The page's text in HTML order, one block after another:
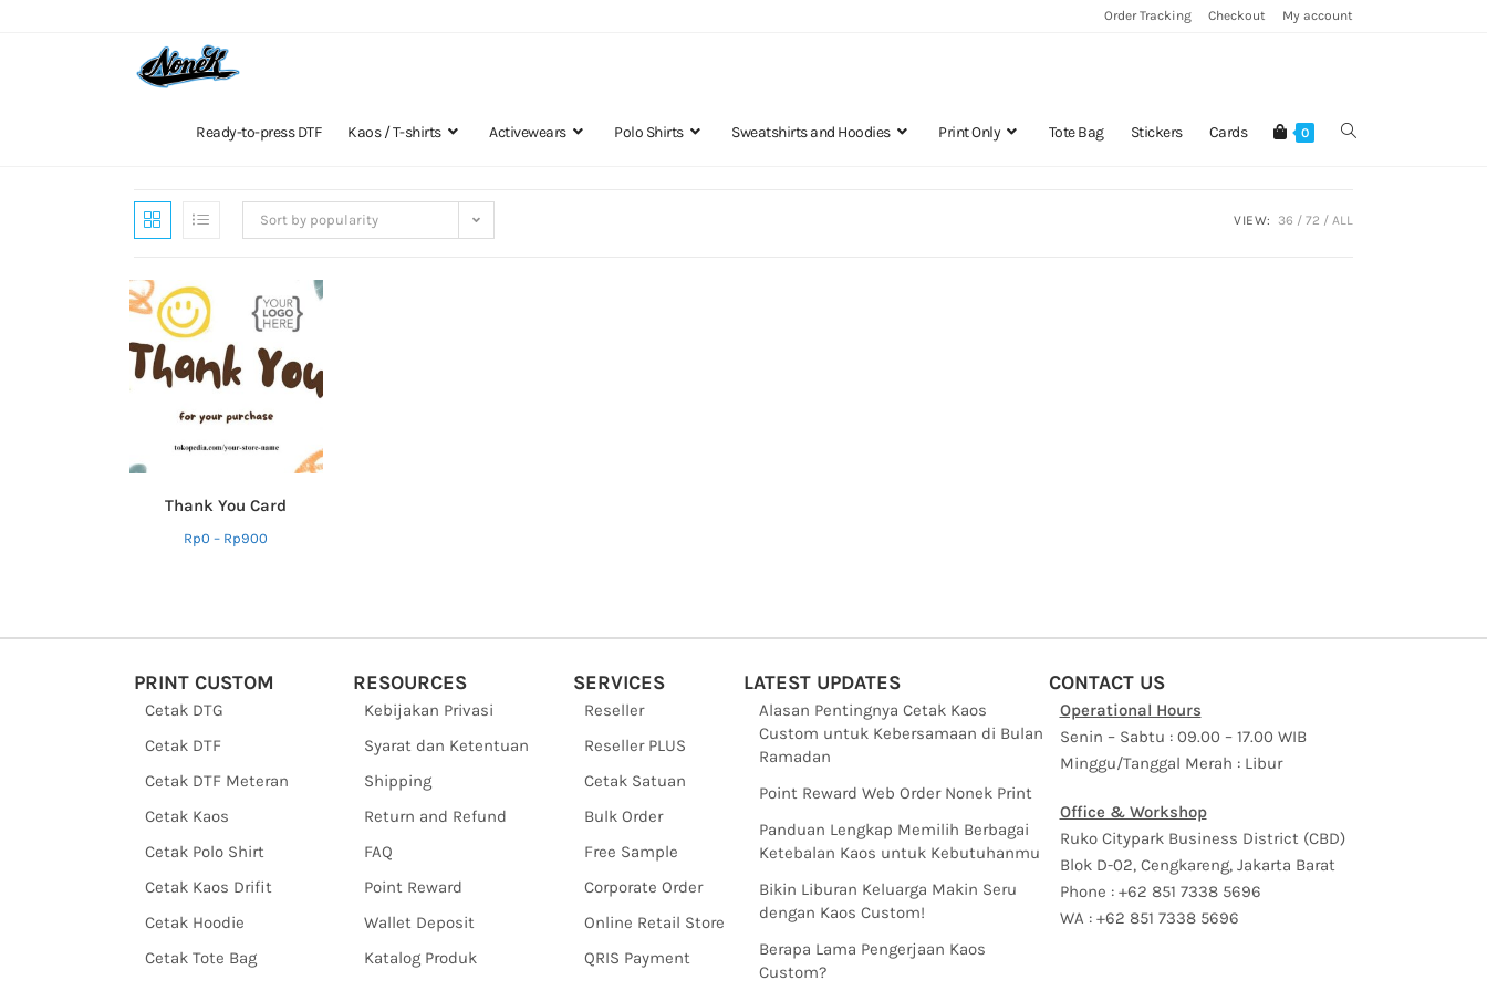
Order Tracking Checkout My account
Ready-to-press DTF Kaos / T-shirts Activewears Polo Shirts Sweatshirts and Hoodies Print Only Tote Bag Stickers Cards 0
Sort by popularity VIEW: 36 72 ALL
Thank You Card
Rp0 – Rp900
PRINT CUSTOM RESOURCES SERVICES LATEST UPDATES CONTACT US
Cetak DTG
Cetak DTF
Cetak DTF Meteran
Cetak Kaos
Cetak Polo Shirt
Cetak Kaos Drifit
Cetak Hoodie
Cetak Tote Bag
Kebijakan Privasi
Syarat dan Ketentuan
Shipping
Return and Refund
FAQ
Point Reward
Wallet Deposit
Katalog Produk
Reseller
Reseller PLUS
Cetak Satuan
Bulk Order
Free Sample
Corporate Order
Online Retail Store
QRIS Payment
Alasan Pentingnya Cetak Kaos
Custom untuk Kebersamaan di Bulan
Ramadan
Point Reward Web Order Nonek Print
Panduan Lengkap Memilih Berbagai
Ketebalan Kaos untuk Kebutuhanmu
Bikin Liburan Keluarga Makin Seru
dengan Kaos Custom!
Berapa Lama Pengerjaan Kaos
Custom?
Operational Hours
Senin – Sabtu : 09.00 – 17.00 WIB
Minggu/Tanggal Merah : Libur
Office & Workshop
Ruko Citypark Business District (CBD)
Blok D-02, Cengkareng, Jakarta Barat
Phone : +62 851 7338 5696
WA : +62 851 7338 5696